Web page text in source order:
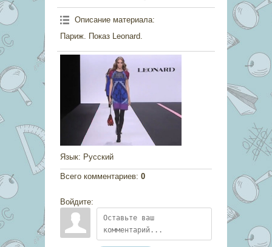
Описание материала:
Париж. Показ Leonard.
Язык: Русский
Всего комментариев: 0
Войдите: